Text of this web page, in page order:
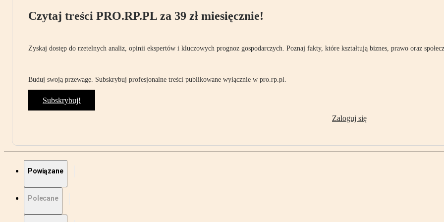
Czytaj treści PRO.RP.PL za 39 zł miesięcznie!
Zyskaj dostęp do rzetelnych analiz, opinii ekspertów i kluczowych prognoz gospodarczych. Poznaj fakty, które kształtują biznes, prawo oraz
Buduj swoją przewagę. Subskrybuj profesjonalne treści publikowane wyłącznie w pro.rp.pl.
Subskrybuj!
Zaloguj się
Powiązane
Polecane